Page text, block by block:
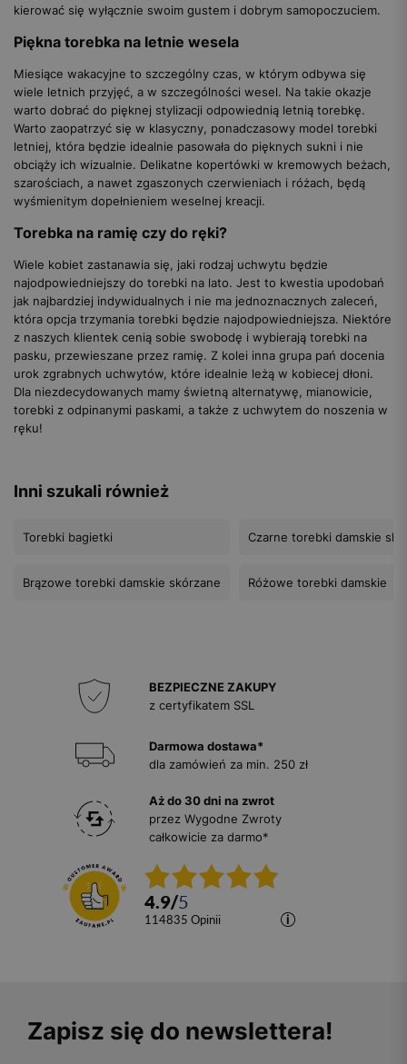
kierować się wyłącznie swoim gustem i dobrym samopoczuciem.
Piękna torebka na letnie wesela
Miesiące wakacyjne to szczególny czas, w którym odbywa się
wiele letnich przyjęć, a w szczególności wesel. Na takie okazje
warto dobrać do pięknej stylizacji odpowiednią letnią torebkę.
Warto zaopatrzyć się w klasyczny, ponadczasowy model torebki
letniej, która będzie idealnie pasowała do pięknych sukni i nie
obciąży ich wizualnie. Delikatne kopertówki w kremowych beżach,
szarościach, a nawet zgaszonych czerwieniach i różach, będą
wyśmienitym dopełnieniem weselnej kreacji.
Torebka na ramię czy do ręki?
Wiele kobiet zastanawia się, jaki rodzaj uchwytu będzie
najodpowiedniejszy do torebki na lato. Jest to kwestia upodobań
jak najbardziej indywidualnych i nie ma jednoznacznych zaleceń,
która opcja trzymania torebki będzie najodpowiedniejsza. Niektóre
z naszych klientek cenią sobie swobodę i wybierają torebki na
pasku, przewieszane przez ramię. Z kolei inna grupa pań docenia
urok zgrabnych uchwytów, które idealnie leżą w kobiecej dłoni.
Dla niezdecydowanych mamy świetną alternatywę, mianowicie,
torebki z odpinanymi paskami, a także z uchwytem do noszenia w
ręku!
Inni szukali również
Torebki bagietki
Brązowe torebki damskie skórzane
Czarne torebki damskie
Różowe torebki damskie
BEZPIECZNE ZAKUPY
z certyfikatem SSL
Darmowa dostawa*
dla zamówień za min. 250 zł
Aż do 30 dni na zwrot
przez Wygodne Zwroty
całkowicie za darmo*
4.9/5
114835 opinii
Zapisz się do newslettera!